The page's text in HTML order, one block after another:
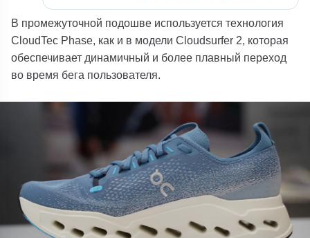
В промежуточной подошве используется технология
CloudTec Phase, как и в модели Cloudsurfer 2, которая
обеспечивает динамичный и более плавный переход
во время бега пользователя.